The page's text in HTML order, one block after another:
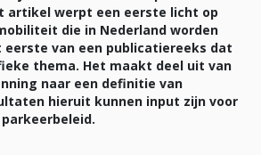
artikel werpt een eerste licht op
die in Nederland worden
van een publicatiereeks dat
thema. Het maakt deel uit van
naar een definitie van
hieruit kunnen input zijn voor